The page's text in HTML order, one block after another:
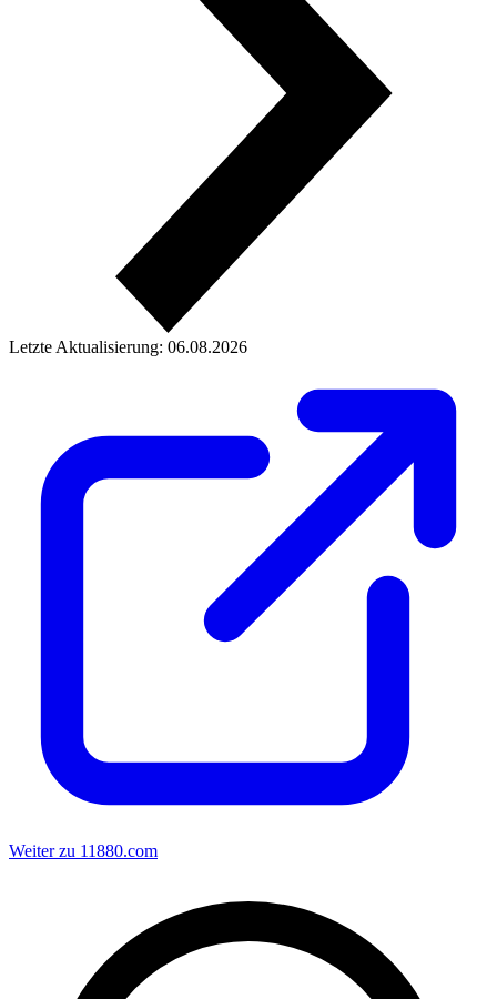
Letzte Aktualisierung: 06.08.2026
Weiter zu 11880.com